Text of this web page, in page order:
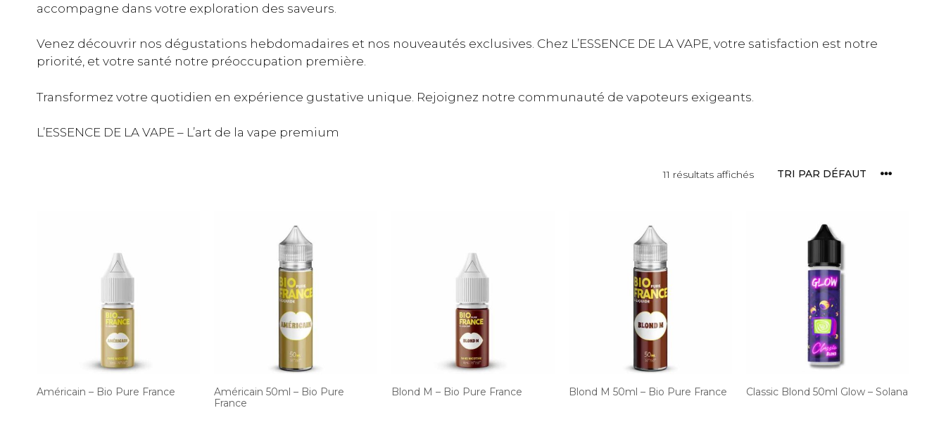
accompagne dans votre exploration des saveurs.
Venez découvrir nos dégustations hebdomadaires et nos nouveautés exclusives. Chez L’ESSENCE DE LA VAPE, votre satisfaction est notre
priorité, et votre santé notre préoccupation première.
Transformez votre quotidien en expérience gustative unique. Rejoignez notre communauté de vapoteurs exigeants.
L’ESSENCE DE LA VAPE – L’art de la vape premium
11 résultats affichés
Américain – Bio Pure France
Américain 50ml – Bio Pure
France
Blond M – Bio Pure France Blond M 50ml – Bio Pure France Classic Blond 50ml Glow – Solana